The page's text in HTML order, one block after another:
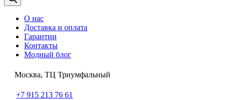
О нас
Доставка и оплата
Гарантии
Контакты
Модный блог
Москва, ТЦ Триумфальный
+7 915 213 76 61